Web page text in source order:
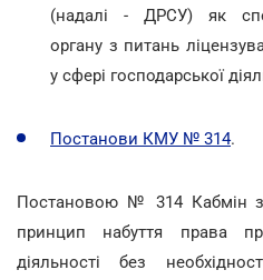
(надалі - ДРСУ) як
органу з питань
у сфері господарської
Постанови КМУ № 314.
Постановою № 314 Кабмін
принцип набуття права
діяльності без